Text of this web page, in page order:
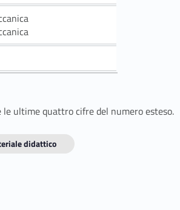
ultime quattro cifre del numero esteso.
didattico